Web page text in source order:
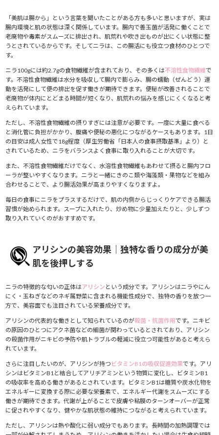
「美肌は腸から」という言葉を聞いたことがある方も多いと思いますが、実は
腸内環境と肌の状態は深く関係しています。腸内で善玉菌が活発に働くことで
老廃物や毒素がスムーズに排出され、肌荒れや吹き出ものが出にくい状態に整
うとされているからです。そしてニラは、この腸活にも役立つ食材のひとつで
す。
ニラ100gには約2.7gの食物繊維が含まれており、その多くは不溶性食物繊維で
す。不溶性食物繊維は水分を吸収して腸内で膨らみ、腸の蠕動（ぜんどう）運
動を活発にして便の排出を促す働きが期待できます。便秘が改善されることで
老廃物が体内にとどまる時間が短くなり、肌荒れの悩みを感じにくくなると考
えられています。
ただし、不溶性食物繊維の摂りすぎには注意が必要です。一度に大量に食べる
と消化管に負担がかかり、腹痛や便秘の悪化につながるケースもあります。1日
の目安は成人女性で18g程度（厚生労働省「日本人の食事摂取基準」より）と
されているため、ニラをバランスよく食事に取り入れることが大切です。
また、不溶性食物繊維だけでなく、水溶性食物繊維もあわせて摂ると腸内フロ
ーラが整いやすくなります。ニラと一緒にきのこ類や海藻類・果物などを組み
合わせることで、より腸活効果が高まりやすくなりますよ。
毎日の食事にニラをプラスするだけで、肌の内側からじっくりケアできる腸活
習慣が始められます。スープに入れたり、炒め物に少量加えたりと、少しずつ
取り入れていくのがおすすめです。
アリシンの美容効果｜独特な香りの成分が美
肌を後押しする
ニラの特徴的な匂いの正体はアリシン という成分です。アリシンはニラやにん
にく・玉ねぎなどのネギ属野菜に含まれる機能性成分で、独特の香りを放つ一
方で、美容面でも注目されている栄養成分です。
アリシンの代表的な働きとして知られているのが殺菌・抗菌作用です。ニキビ
の原因のひとつにアクネ菌などの細菌が関わっているとされており、アリシン
の殺菌作用がニキビの予防や肌トラブルの軽減に役立つ可能性があると考えら
れています。
さらに注目したいのが、アリシンが持つ ビタミンB1の吸収促進効果です。アリ
シンはビタミンB1と結合してアリチアミンという物質に変化し、ビタミンB1
の吸収率を高める働きがあるとされています。ビタミンB1は糖質や炭水化物を
エネルギーに変換する際に必要な栄養素で、エネルギー代謝をスムーズにする
働きが期待できます。代謝が上がることで皮膚や粘膜のターンオーバーが正常
に促されやすくなり、健やかな肌状態の維持につながると考えられています。
ただし、アリシンは熱や酸化に弱い成分でもあります。長時間の加熱調理では